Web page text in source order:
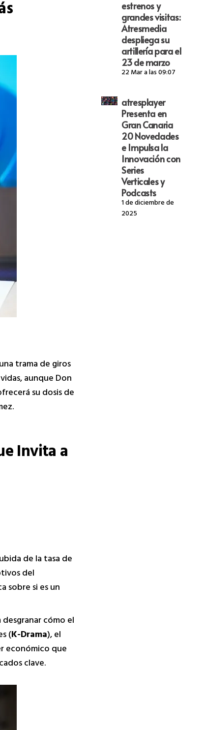
trama de giros
aunque Don
su dosis de
Invita a
de la tasa de
del
sobre si es un
desgranar cómo el
(K-Drama), el
económico que
clave.
estrenos y
grandes visitas:
Atresmedia
despliega su
artillería para el
23 de marzo
22 Mar a las 09:07
atresplayer
Presenta en
Gran Canaria
20 Novedades
e Impulsa la
Innovación con
Series
Verticales y
Podcasts
1 de diciembre de
2025